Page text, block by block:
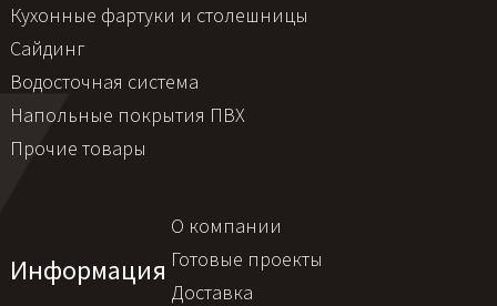
Кухонные фартуки и столешницы
Сайдинг
Водосточная система
Напольные покрытия ПВХ
Прочие товары
Информация
О компании
Готовые проекты
Доставка